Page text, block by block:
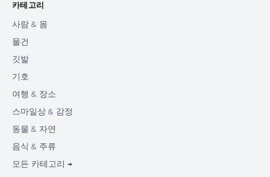
카테고리
사람 & 몸
물건
깃발
기호
여행 & 장소
스마일상 & 감정
동물 & 자연
음식 & 주류
모든 카테고리 →